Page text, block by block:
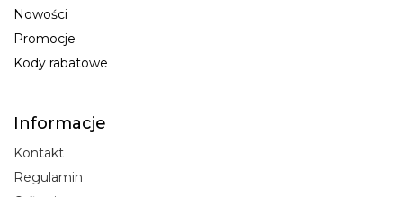
Nowości
Promocje
Kody rabatowe
Informacje
Kontakt
Regulamin